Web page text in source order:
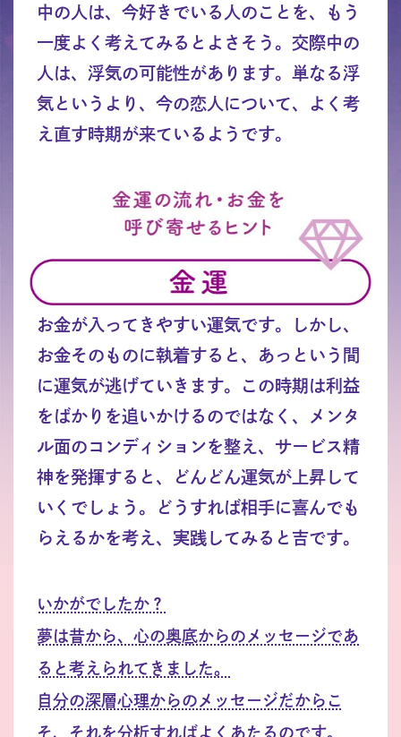
中の人は、今好きでいる人のことを、もう
一度よく考えてみるとよさそう。交際中の
人は、浮気の可能性があります。単なる浮
気というより、今の恋人について、よく考
え直す時期が来ているようです。
お金が入ってきやすい運気です。しかし、
お金そのものに執着すると、あっという間
に運気が逃げていきます。この時期は利益
をばかりを追いかけるのではなく、メンタ
ル面のコンディションを整え、サービス精
神を発揮すると、どんどん運気が上昇して
いくでしょう。どうすれば相手に喜んでも
らえるかを考え、実践してみると吉です。
いかがでしたか？
夢は昔から、心の奥底からのメッセージであ
ると考えられてきました。
自分の深層心理からのメッセージだからこ
そ、それを分析すればよくあたるのです。